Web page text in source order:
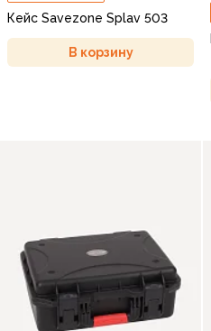
Кейс Savezone Splav 503
В корзину